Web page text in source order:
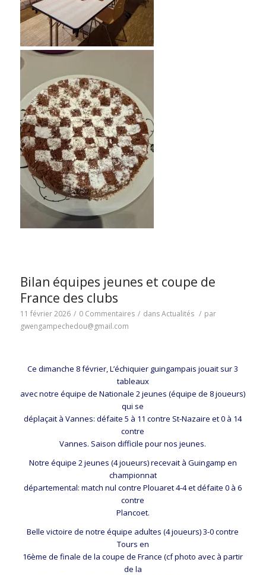
Bilan équipes jeunes et coupe de
France des clubs
11 février 2026 / 0 Commentaires / dansActualités / par
gwengampechedou@gmail.com
Ce dimanche 8 février, L’échiquier guingampais jouait sur 3
tableaux
avec notre équipe de Nationale 2 jeunes (équipe de 8 joueurs)
qui se
déplaçait à Vannes: défaite 5 à 11 contre St-Nazaire et 0 à 14
contre
Vannes. Saison difficile pour nos jeunes.
Notre équipe 2 jeunes (4 joueurs) recevait à Guingamp en
championnat
départemental: match nul contre Plouaret 4-4 et défaite 0 à 6
contre
Plancoet.
Belle victoire de notre équipe adultes (4 joueurs) 3-0 contre
Tours en
16ème de finale de la coupe de France (cf photo avec à partir
de la